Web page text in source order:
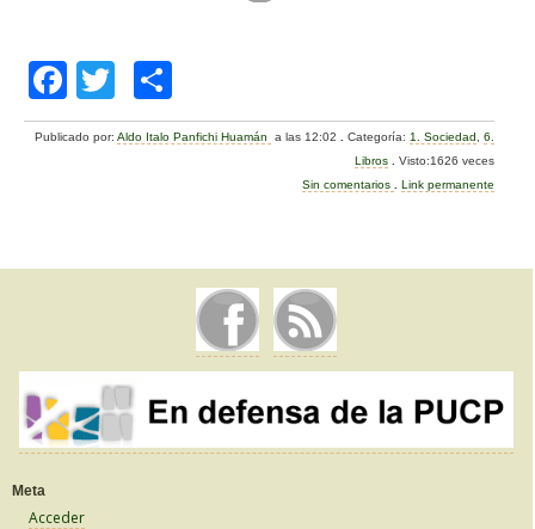
F
a
c
o
T
wi
tt
o
m
tir
Publicado por:Aldo Italo Panfichi Huamán a las 12:02 .Categoría: 1. Sociedad ,6.
Libros
Visto:1626 veces
Sin comentarios
Link permanente
Meta
Acceder